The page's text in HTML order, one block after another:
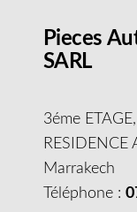
Pieces
SARL
3éme
RESIDENCE
Marrakech
Téléphone :